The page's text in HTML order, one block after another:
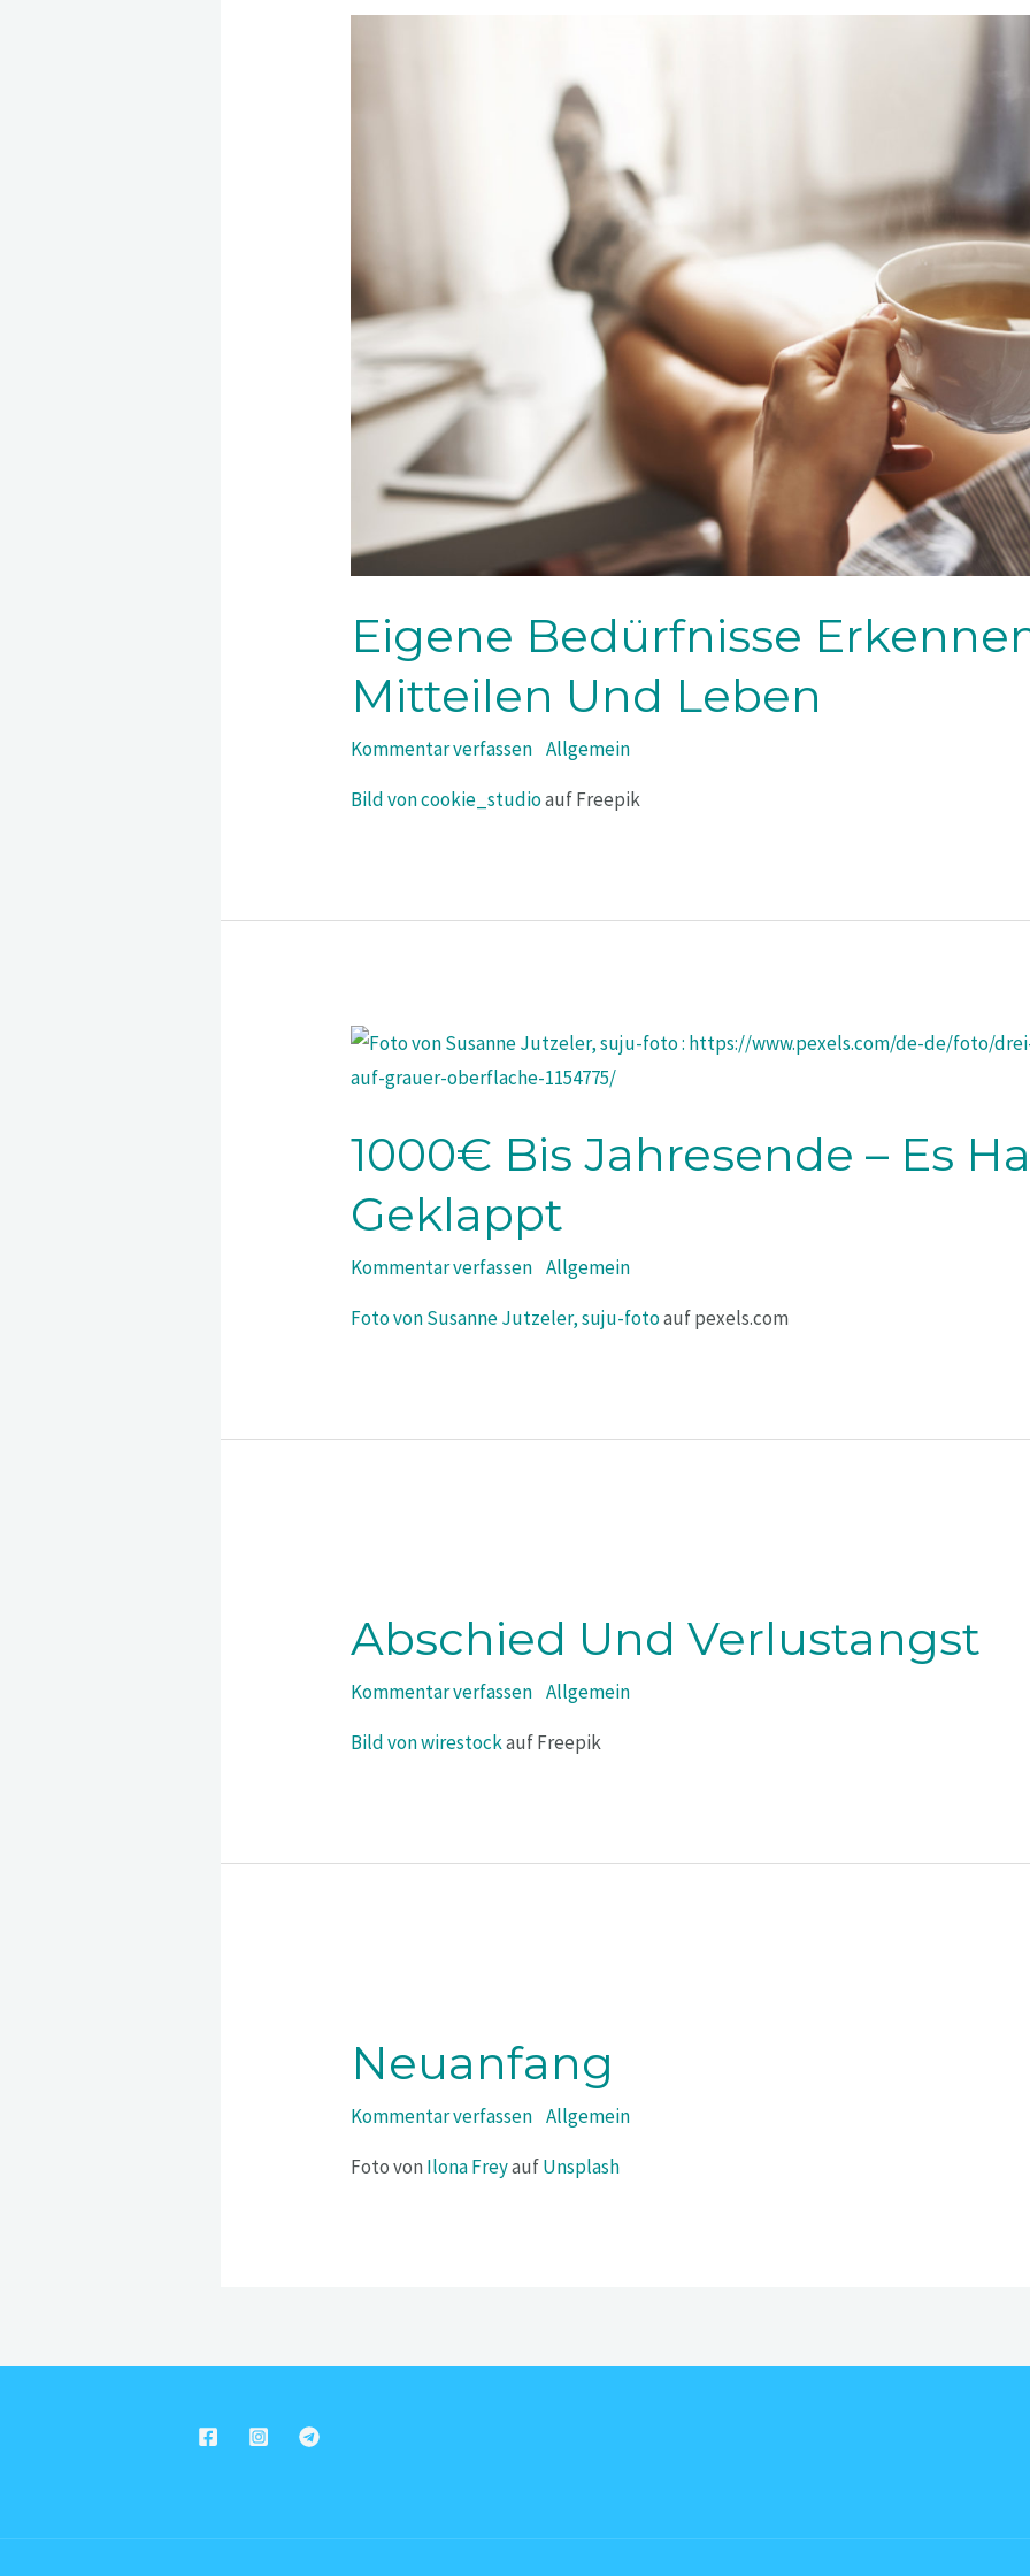
Eigene Bedürfnisse
Mitteilen Und Leben
Kommentar verfassen /Allgemein
Bild von cookie_studioauf Freepik
1000€ Bis Jahresende – Es
Geklappt
Kommentar verfassen /Allgemein
Foto von Susanne Jutzeler, suju-fotoauf pexels.com
Abschied Und Verlustangst
Kommentar verfassen /Allgemein
Bild von wirestockauf Freepik
Neuanfang
Kommentar verfassen /Allgemein
Foto von Ilona FreyaufUnsplash